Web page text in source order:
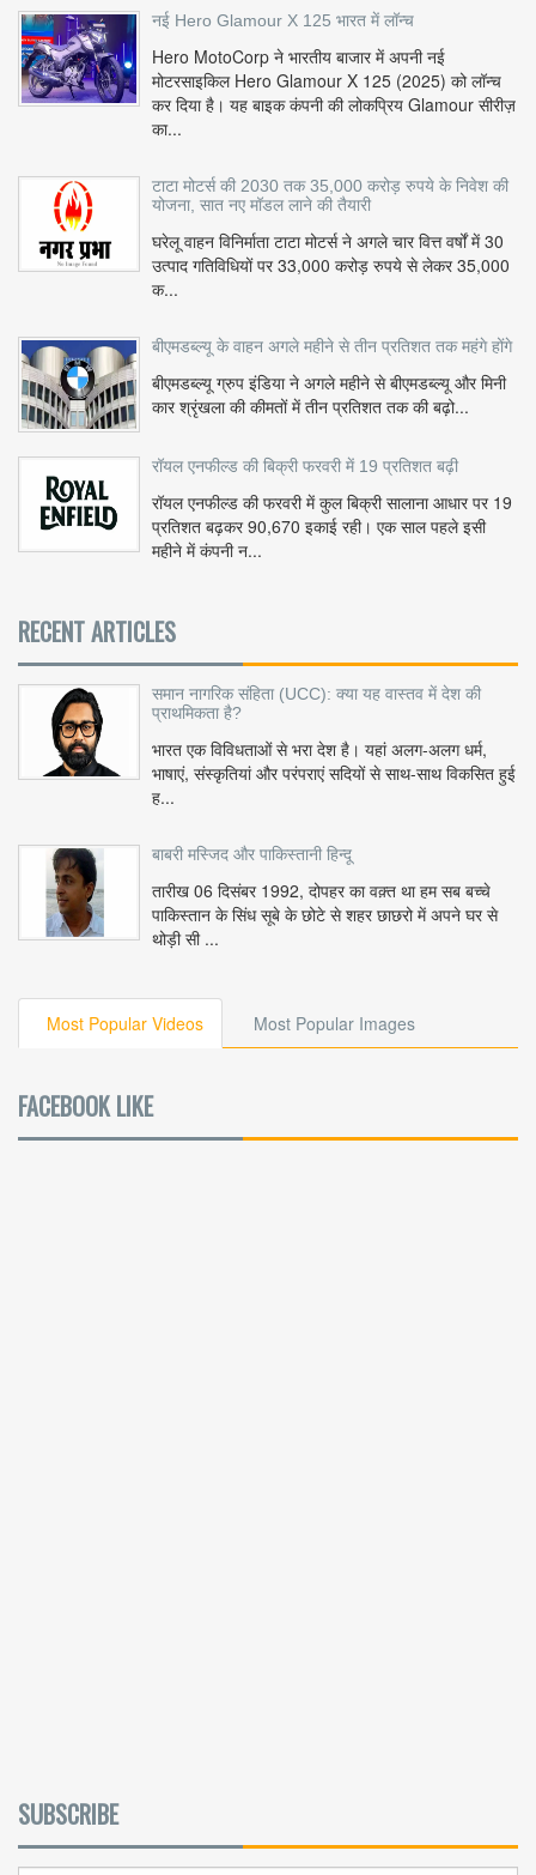
नई Hero Glamour X 125 भारत में लॉन्च
Hero MotoCorp ने भारतीय बाजार में अपनी नई
मोटरसाइकिल Hero Glamour X 125 (2025) को लॉन्च
कर दिया है। यह बाइक कंपनी की लोकप्रिय Glamour सीरीज़
का...
टाटा मोटर्स की 2030 तक 35,000 करोड़ रुपये के निवेश की
योजना, सात नए मॉडल लाने की तैयारी
घरेलू वाहन विनिर्माता टाटा मोटर्स ने अगले चार वित्त वर्षों में 30
उत्पाद गतिविधियों पर 33,000 करोड़ रुपये से लेकर 35,000
क...
बीएमडब्ल्यू के वाहन अगले महीने से तीन प्रतिशत तक महंगे होंगे
बीएमडब्ल्यू ग्रुप इंडिया ने अगले महीने से बीएमडब्ल्यू और मिनी
कार श्रृंखला की कीमतों में तीन प्रतिशत तक की बढ़ो...
रॉयल एनफील्ड की बिक्री फरवरी में 19 प्रतिशत बढ़ी
रॉयल एनफील्ड की फरवरी में कुल बिक्री सालाना आधार पर 19
प्रतिशत बढ़कर 90,670 इकाई रही। एक साल पहले इसी
महीने में कंपनी न...
RECENT ARTICLES
समान नागरिक संहिता (UCC): क्या यह वास्तव में देश की
प्राथमिकता है?
भारत एक विविधताओं से भरा देश है। यहां अलग-अलग धर्म,
भाषाएं, संस्कृतियां और परंपराएं सदियों से साथ-साथ विकसित हुई
ह...
बाबरी मस्जिद और पाकिस्तानी हिन्दू
तारीख 06 दिसंबर 1992, दोपहर का वक़्त था हम सब बच्चे
पाकिस्तान के सिंध सूबे के छोटे से शहर छाछरो में अपने घर से
थोड़ी सी ...
Most Popular Videos Most Popular Images
FACEBOOK LIKE
SUBSCRIBE